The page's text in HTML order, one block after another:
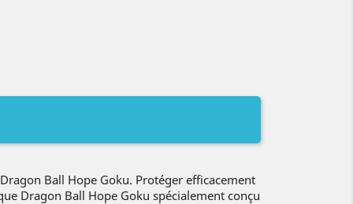
Ball Hope Goku. Protéger efficacement
Dragon Ball Hope Goku spécialement conçu